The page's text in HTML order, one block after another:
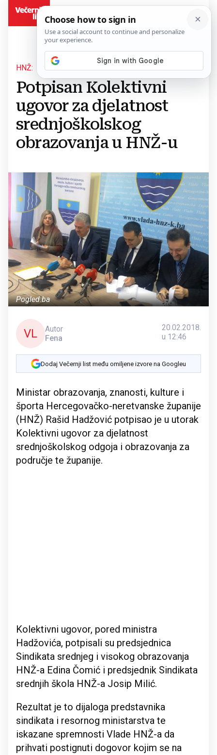
HNŽ:
Potpisan Kolektivni
ugovor za djelatnost
srednjoškolskog
obrazovanja u HNŽ-u
Pogled.ba
VL
Autor
Fena
20.02.2018.
u 12:46
Dodaj Večernji list među omiljene izvore na Googleu
Ministar obrazovanja, znanosti, kulture i
športa Hercegovačko-neretvanske županije
(HNŽ) Rašid Hadžović potpisao je u utorak
Kolektivni ugovor za djelatnost
srednjoškolskog odgoja i obrazovanja za
područje te županije.
Kolektivni ugovor, pored ministra
Hadžovića, potpisali su predsjednica
Sindikata srednjeg i visokog obrazovanja
HNŽ-a Edina Čomić i predsjednik Sindikata
srednjih škola HNŽ-a Josip Milić.
Rezultat je to dijaloga predstavnika
sindikata i resornog ministarstva te
iskazane spremnosti Vlade HNŽ-a da
prihvati postignuti dogovor kojim se na